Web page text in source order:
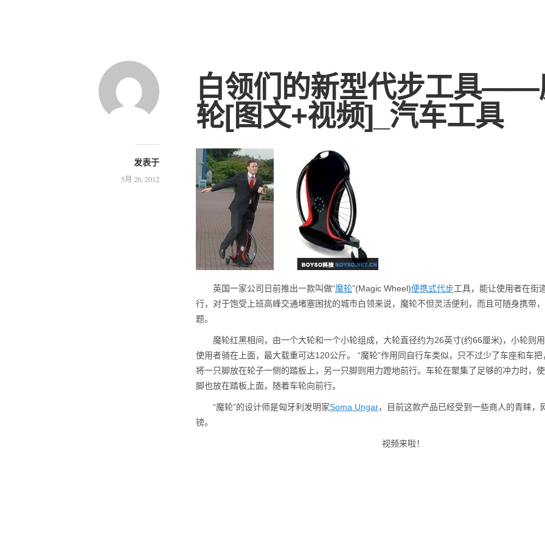
发表于
5月 26, 2012
白领们的新型代步工具——
轮[图文+视频]_汽车工具
英国一家公司日前推出一款叫做“魔轮”(Magic Wheel)便携式代步工具，能让使用者在街
行，对于饱受上班高峰交通堵塞困扰的城市白领来说，魔轮不但灵活便利，而且可随身携带
题。
魔轮红黑相间，由一个大轮和一个小轮组成，大轮直径约为26英寸(约66厘米)，小轮则
使用者骑在上面，最大载重可达120公斤。 “魔轮”作用同自行车类似，只不过少了车座和车
将一只脚放在轮子一侧的踏板上，另一只脚则用力蹬地前行。车轮在聚集了足够的冲力时，
脚也放在踏板上面，随着车轮向前行。
“魔轮”的设计师是匈牙利发明家Soma Ungar，目前这款产品已经受到一些商人的青睐，
镑。
视频来啦！